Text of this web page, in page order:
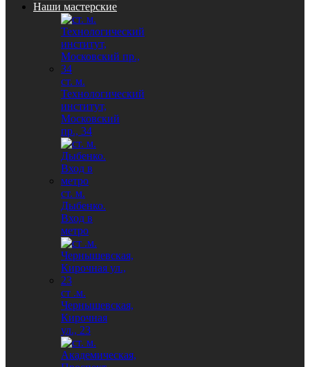
Наши мастерские
ст. м.
Технологический
институт,
Московский
пр., 34
ст. м.
Дыбенко.
Вход в
метро
ст .м.
Чернышевская,
Кирочная
ул., 23